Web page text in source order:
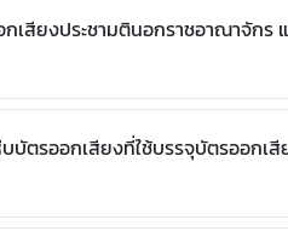
สียงประชามตินอกราชอาณาจักร
บัตรออกเสียงที่ใช้บรรจุบัตรออก